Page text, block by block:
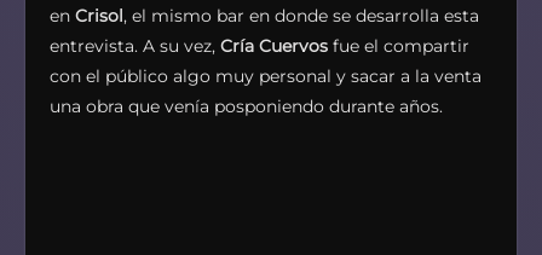
en Crisol, el mismo bar en donde se desarrolla esta
entrevista. A su vez, Cría Cuervos fue el compartir
con el público algo muy personal y sacar a la venta
una obra que venía posponiendo durante años.